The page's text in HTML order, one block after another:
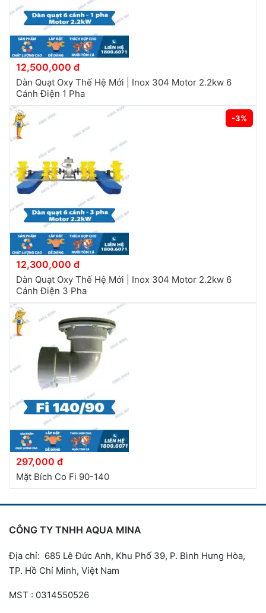
12,500,000 đ
Dàn Quạt Oxy Thế Hệ Mới | Inox 304 Motor 2.2kw 6
Cánh Điện 1 Pha
-3%
12,300,000 đ
Dàn Quạt Oxy Thế Hệ Mới | Inox 304 Motor 2.2kw 6
Cánh Điện 3 Pha
297,000 đ
Mặt Bích Co Fi 90-140
CÔNG TY TNHH AQUA MINA
Địa chỉ: 685 Lê Đức Anh, Khu Phố 39, P. Bình Hưng Hòa,
TP. Hồ Chí Minh, Việt Nam
MST : 0314550526